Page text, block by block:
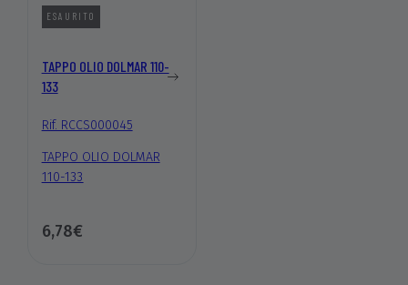
ESAURITO
TAPPO OLIO DOLMAR 110-
133
Rif. RCCS000045
TAPPO OLIO DOLMAR
110-133
6,78€